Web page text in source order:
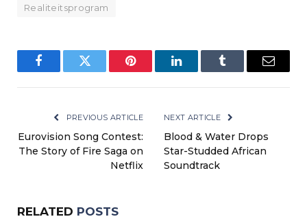
Realiteitsprogram
FacebookTwitter Pinterest LinkedInTumblr Email
PREVIOUS ARTICLE
Eurovision Song Contest:
The Story of Fire Saga on
Netflix
NEXT ARTICLE
Blood & Water Drops
Star-Studded African
Soundtrack
RELATED POSTS